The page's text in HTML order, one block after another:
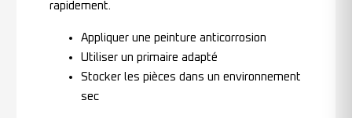
rapidement.
Appliquer une peinture anticorrosion
Utiliser un primaire adapté
Stocker les pièces dans un environnement
sec